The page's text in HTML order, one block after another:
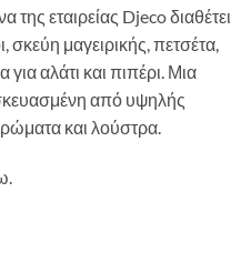
της εταιρείας Djeco διαθέτει
σκεύη μαγειρικής, πετσέτα,
αλάτι και πιπέρι. Μια
από υψηλής
και λούστρα.